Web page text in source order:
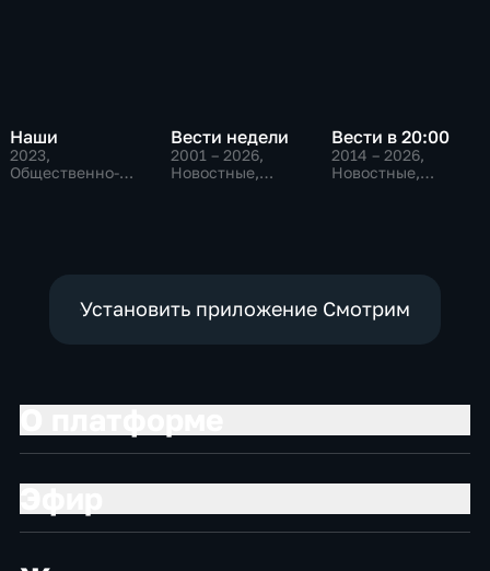
Наши
2023,
Общественно-
Вести недели
2001 – 2026,
Новостные,
Вести в 20:00
2014 – 2026,
Новостные,
Установить приложение Смотрим